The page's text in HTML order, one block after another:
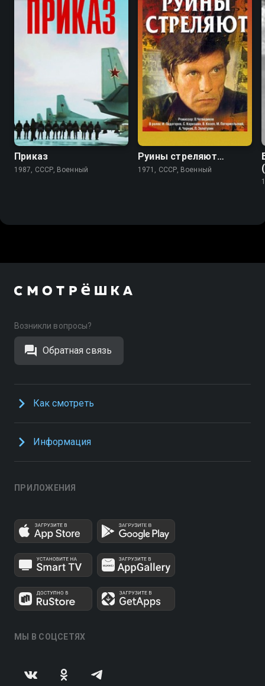
Приказ
1987, СССР, Военный
6.9
Руины стреляют…
1971, СССР, Военный
Возникли вопросы?
Обратная связь
Как смотреть
Информация
ПРИЛОЖЕНИЯ
МЫ В СОЦСЕТЯХ